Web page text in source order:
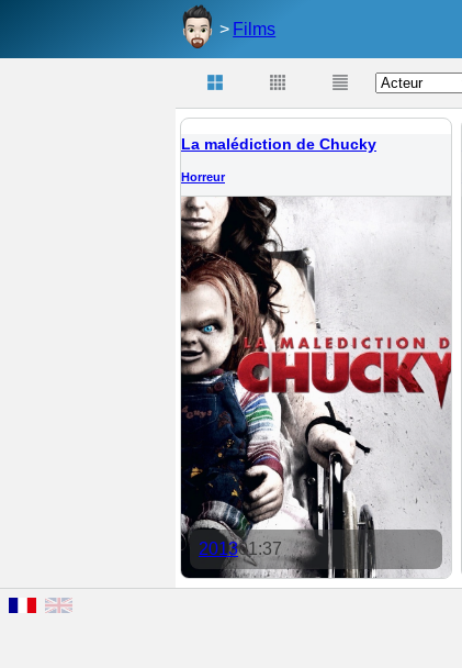
Films
La malédiction de Chucky
Horreur
201301:37